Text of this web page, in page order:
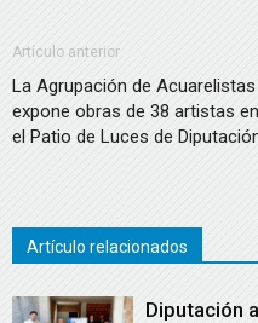
Artículo anterior
La Agrupación de Acuarelistas
expone obras de 38 artistas en
el Patio de Luces de
Artículo relacionados
Diputación